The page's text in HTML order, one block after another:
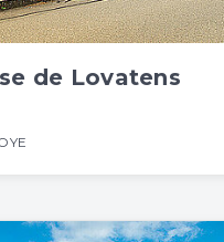
de Lovatens